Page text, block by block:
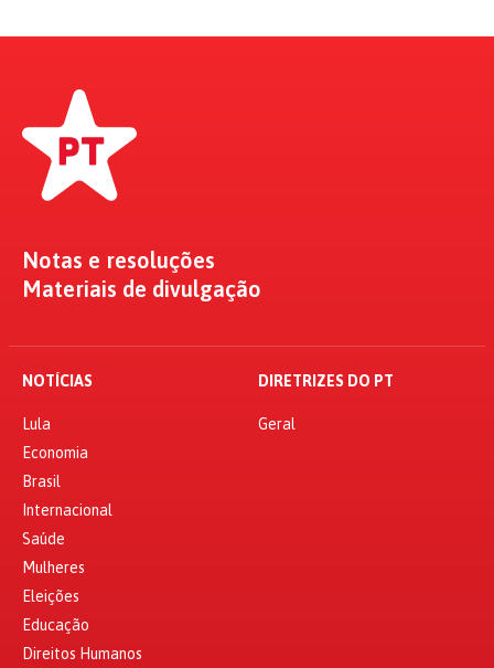
Notas e resoluções
Materiais de divulgação
NOTÍCIAS
Lula
Economia
Brasil
Internacional
Saúde
Mulheres
Eleições
Educação
Direitos Humanos
DIRETRIZES DO PT
Geral